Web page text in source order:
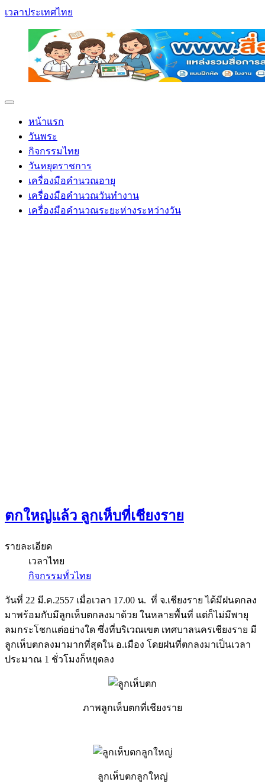
เวลาประเทศไทย
หน้าแรก
วันพระ
กิจกรรมไทย
วันหยุดราชการ
เครื่องมือคำนวณอายุ
เครื่องมือคำนวณวันทำงาน
เครื่องมือคำนวณระยะห่างระหว่างวัน
ตกใหญ่แล้ว ลูกเห็บที่เชียงราย
รายละเอียด
เวลาไทย
กิจกรรมทั่วไทย
วันที่ 22 มี.ค.2557 เมื่อเวลา 17.00 น. ที่ จ.เชียงราย ได้มีฝนตกลง
มาพร้อมกับมีลูกเห็บตกลงมาด้วย ในหลายพื้นที่ แต่ก็ไม่มีพายุ
ลมกระโชกแต่อย่างใด ซึ่งที่บริเวณเขต เทศบาลนครเชียงราย มี
ลูกเห็บตกลงมามากที่สุดใน อ.เมือง โดยฝนที่ตกลงมาเป็นเวลา
ประมาณ 1 ชั่วโมงก็หยุดลง
ภาพลูกเห็บตกที่เชียงราย
ลูกเห็บตกลูกใหญ่